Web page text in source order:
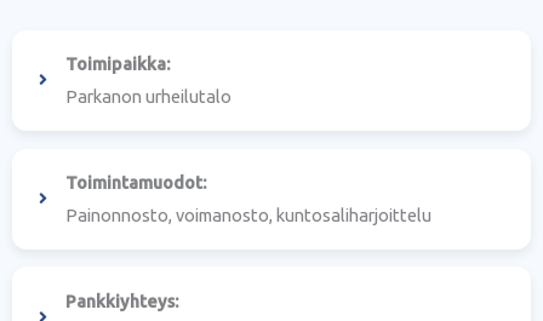
Toimipaikka:
Parkanon urheilutalo
Toimintamuodot:
Painonnosto, voimanosto, kuntosaliharjoittelu
Pankkiyhteys: